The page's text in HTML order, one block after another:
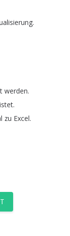
.
werden.
.
zu Excel.